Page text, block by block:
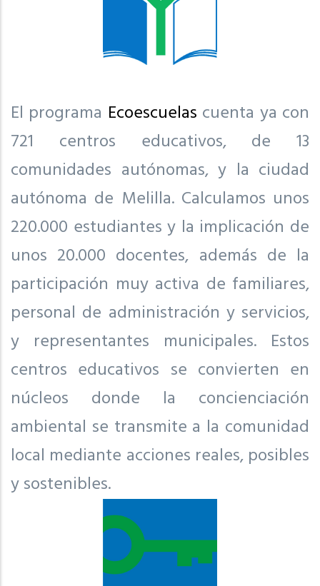
El programa Ecoescuelas cuenta ya con
721 centros educativos, de 13
comunidades autónomas, y la ciudad
autónoma de Melilla. Calculamos unos
220.000 estudiantes y la implicación de
unos 20.000 docentes, además de la
participación muy activa de familiares,
personal de administración y servicios,
y representantes municipales. Estos
centros educativos se convierten en
núcleos donde la concienciación
ambiental se transmite a la comunidad
local mediante acciones reales, posibles
y sostenibles.